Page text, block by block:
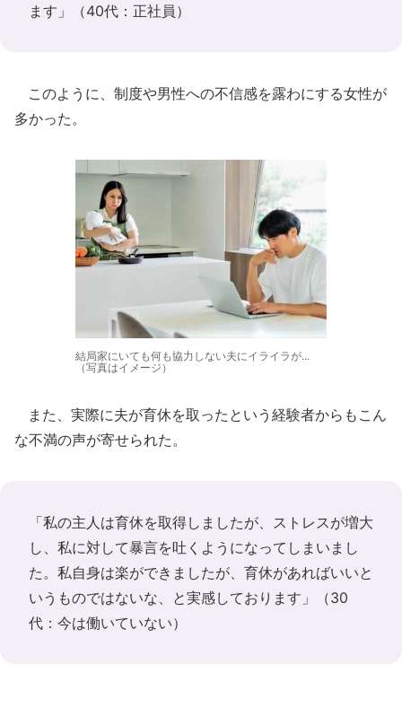
ます」（40代：正社員）
このように、制度や男性への不信感を露わにする女性が
多かった。
結局家にいても何も協力しない夫にイライラが...
（写真はイメージ）
また、実際に夫が育休を取ったという経験者からもこん
な不満の声が寄せられた。
「私の主人は育休を取得しましたが、ストレスが増大
し、私に対して暴言を吐くようになってしまいまし
た。私自身は楽ができましたが、育休があればいいと
いうものではないな、と実感しております」（30
代：今は働いていない）